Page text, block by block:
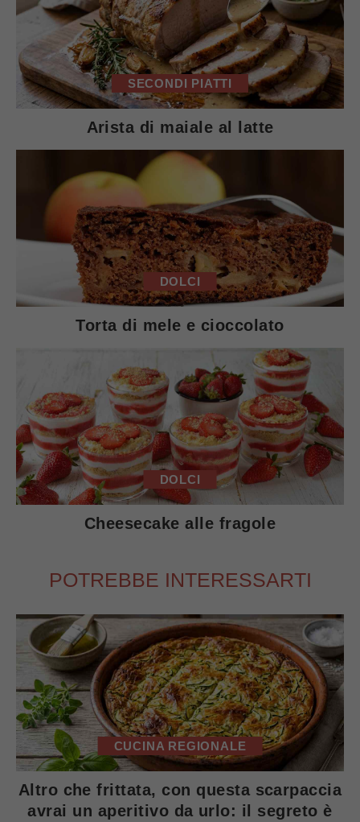
SECONDI PIATTI
Arista di maiale al latte
DOLCI
Torta di mele e cioccolato
DOLCI
Cheesecake alle fragole
POTREBBE INTERESSARTI
CUCINA REGIONALE
Altro che frittata, con questa scarpaccia
avrai un aperitivo da urlo: il segreto è